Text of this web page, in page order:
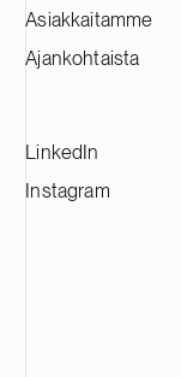
Asiakkaitamme
Ajankohtaista
LinkedIn
Instagram